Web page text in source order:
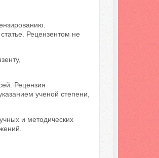
Рецензентом не
Рецензия
ученой степени,
и методических